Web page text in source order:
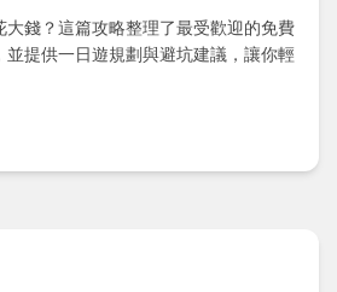
大錢？這篇攻略整理了最受歡迎的免費
並提供一日遊規劃與避坑建議，讓你輕